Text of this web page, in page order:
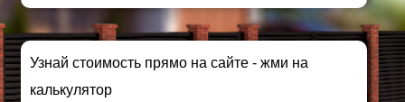
Узнай стоимость прямо на сайте - жми на
калькулятор